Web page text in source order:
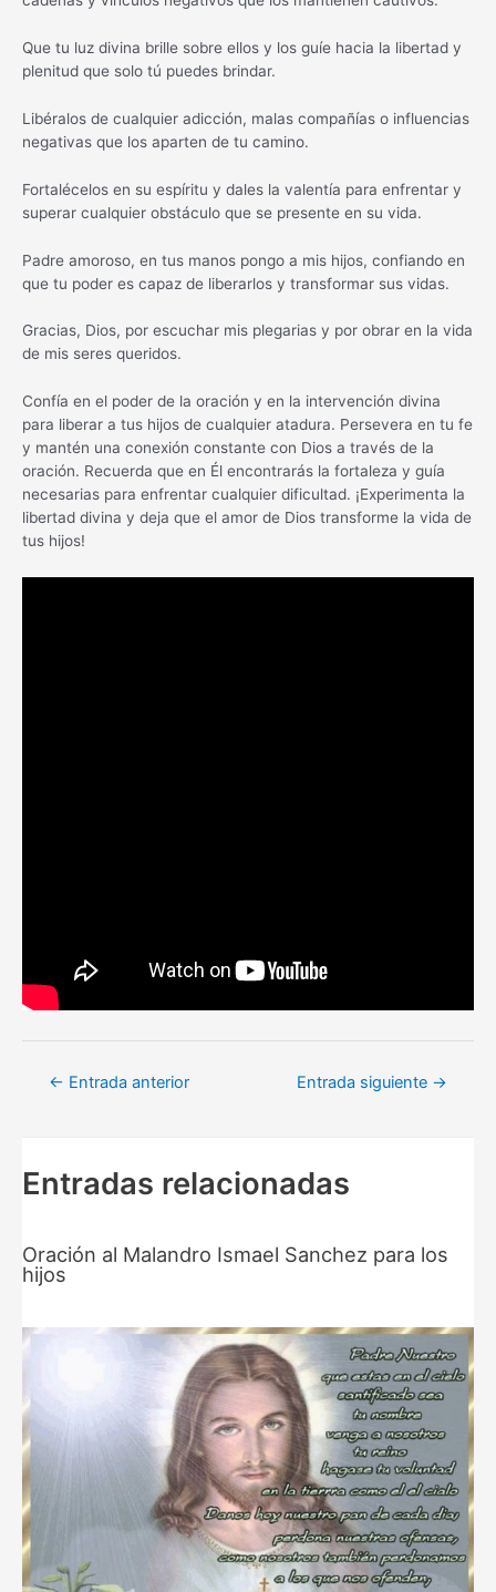
Que tu luz divina brille sobre ellos y los guíe hacia la libertad y
plenitud que solo tú puedes brindar.
Libéralos de cualquier adicción, malas compañías o influencias
negativas que los aparten de tu camino.
Fortalécelos en su espíritu y dales la valentía para enfrentar y
superar cualquier obstáculo que se presente en su vida.
Padre amoroso, en tus manos pongo a mis hijos, confiando en
que tu poder es capaz de liberarlos y transformar sus vidas.
Gracias, Dios, por escuchar mis plegarias y por obrar en la vida
de mis seres queridos.
Confía en el poder de la oración y en la intervención divina
para liberar a tus hijos de cualquier atadura. Persevera en tu fe
y mantén una conexión constante con Dios a través de la
oración. Recuerda que en Él encontrarás la fortaleza y guía
necesarias para enfrentar cualquier dificultad. ¡Experimenta la
libertad divina y deja que el amor de Dios transforme la vida de
tus hijos!
Navegación
← Entrada anterior Entrada siguiente →
Entradas relacionadas
Oración al Malandro Ismael Sanchez para los
hijos